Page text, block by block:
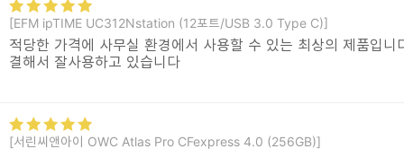
[EFM ipTIME UC312Nstation (12포트/USB 3.0 Type C)]
적당한 가격에 사무실 환경에서 사용할 수 있는 최상의 제품입
결해서 잘사용하고 있습니다
[서린씨앤아이 OWC Atlas Pro CFexpress 4.0 (256GB)]